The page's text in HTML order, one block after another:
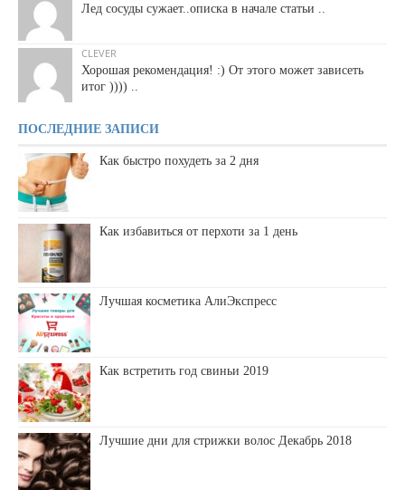
Лед сосуды сужает..описка в начале статьи ..
CLEVER
Хорошая рекомендация! :) От этого может зависеть
итог )))) ..
ПОСЛЕДНИЕ ЗАПИСИ
Как быстро похудеть за 2 дня
Как избавиться от перхоти за 1 день
Лучшая косметика АлиЭкспресс
Как встретить год свиньи 2019
Лучшие дни для стрижки волос Декабрь 2018